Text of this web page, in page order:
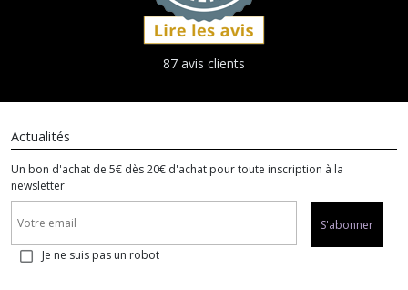
87 avis clients
Actualités
Un bon d'achat de 5€ dès 20€ d'achat pour toute inscription à la
newsletter
S'abonner
Je ne suis pas un robot